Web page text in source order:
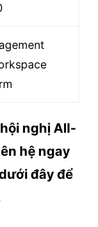
nghị All-
hệ ngay
đây để